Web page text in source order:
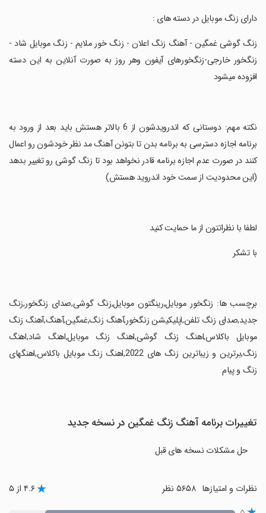
‏دارای زنگ موبایل در دسته های :
‏زنگ گوشی غمگین - آهنگ زنگ اعلان - زنگ خور ملایم - زنگ موبایل شاد -
زنگخور خارجی-زنگخورهای آیفون وهر روز به صورت آنلاین به این دسته
افزوده میشود
‏نکته مهم: دوستانی که اندرویدشون از 6 بالاتر هستش باید بعد از ورود به
برنامه اجازه دسترسی به برنامه بدن تا بتونن آهنگ مد نظر خودشون رو اعمال
کنند در صورت عدم اجازه برنامه قادر نخواهد بود تا زنگ گوشی رو تغییر بدهد
(این محدودیت از سمت خود اندروید هستش)
‏لطفا با نظراتتون از ما حمایت کنید
‏با تشکر
‏برچسب ها: زنگخور موبایل,رینگتون موبایل,زنگ گوشی,صدای زنگخور,زنگ
جدید,صدای زنگ تلفن,اپلیکیشن زنگخور,آهنگ زنگ,غمگین,آهنگ,آهنگ زنگ
موبایل باکلاس,اهنگ زنگ گوشی,اهنگ زنگ موبایل,اهنگ شاد,اهنگ
زنگ,برترین و زیباترین زنگ های 2022,اهنگ زنگ موبایل باکلاس,اهنگهای
زنگ و پیام
تغییرات برنامه آهنگ زنگ غمگین در نسخه جدید
حل مشکلات نسخه های قبل
نظرات و امتیازها ۴.۶ از ۵